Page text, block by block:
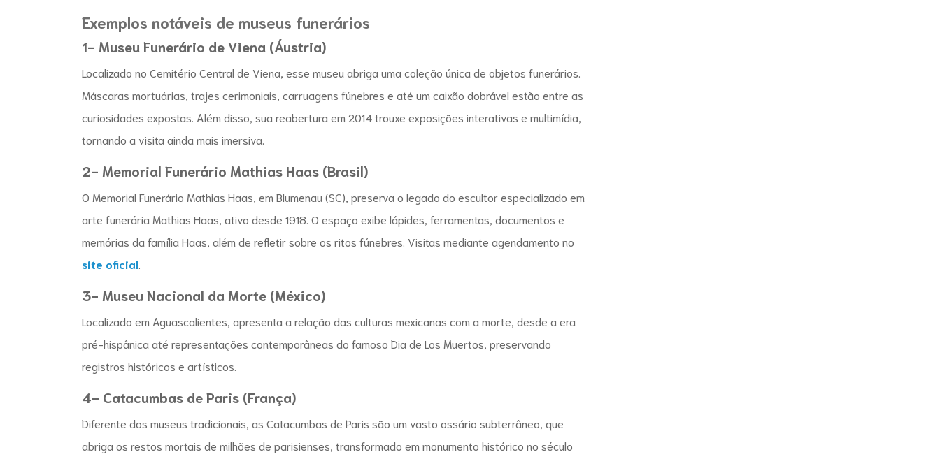
Exemplos notáveis de museus funerários
1- Museu Funerário de Viena (Áustria)
Localizado no Cemitério Central de Viena, esse museu abriga uma coleção única de objetos funerários.
Máscaras mortuárias, trajes cerimoniais, carruagens fúnebres e até um caixão dobrável estão entre as
curiosidades expostas. Além disso, sua reabertura em 2014 trouxe exposições interativas e multimídia,
tornando a visita ainda mais imersiva.
2- Memorial Funerário Mathias Haas (Brasil)
O Memorial Funerário Mathias Haas, em Blumenau (SC), preserva o legado do escultorespecializado em
arte funerária Mathias Haas, ativo desde 1918. O espaço exibe lápides, ferramentas, documentos e
memórias da família Haas, além de refletir sobre os ritos fúnebres. Visitas mediante agendamento no
site oficial
3- Museu Nacional da Morte (México)
Localizado em Aguascalientes, apresenta a relação das culturas mexicanas com a morte, desde a era
pré-hispânica até representações contemporâneas do famoso Dia de Los Muertos, preservando
registros históricos e artísticos.
4- Catacumbas de Paris (França)
Diferente dos museus tradicionais, as Catacumbas de Paris são um vasto ossário subterrâneo, que
abriga os restos mortais de milhões de parisienses, transformado em monumento histórico no século